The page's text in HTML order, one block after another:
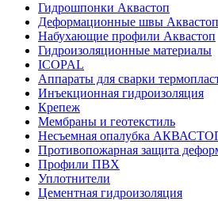
Гидрошпонки Аквастоп
Деформационные швы Аквастоп
Набухающие профили Аквастоп
Гидроизоляционные материалы
ICOPAL
Аппараты для сварки
Инъекционная гидроизоляция
Крепеж
Мембраны и геотекстиль
Несъемная опалубка
Противопожарная защита
Профили ПВХ
Уплотнители
Цементная гидроизоляция